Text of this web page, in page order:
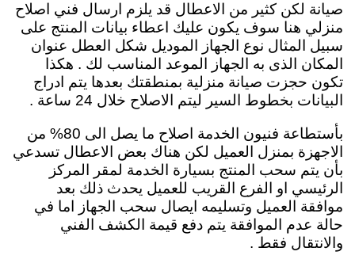
صيانة لكن كثير من الاعطال قد يلزم ارسال فني اصلاح
منزلي هنا سوف يكون عليك اعطاء بيانات المنتج على
سبيل المثال نوع الجهاز الموديل شكل العطل عنوان
المكان الذى به الجهاز الموعد المناسب لك . هكذا
تكون حجزت صيانة منزلية بمنطقتك بعدها يتم ادراج
البيانات بخطوط السير ليتم الاصلاح خلال 24 ساعة .
بأستطاعة فنيون الخدمة اصلاح ما يصل الى 80% من
الاجهزة بمنزل العميل لكن هناك بعض الاعطال تسدعي
بأن يتم سحب المنتج بسيارة الخدمة لمقر المركز
الرئيسي او الفرع القريب للعميل يحدث ذلك بعد
موافقة العميل وتسليمه ايصال سحب الجهاز اما في
حالة عدم الموافقة يتم دفع قيمة الكشف الفني
والانتقال فقط .